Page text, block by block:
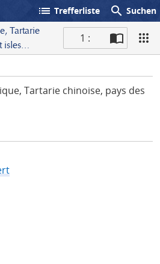
list Trefferliste search Suchen
Tartarie
isles
1 :
Tartarie chinoise, pays des